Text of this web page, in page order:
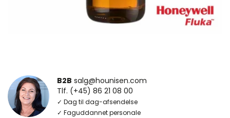
B2B salg@hounisen.com
Tlf. (+45) 86 21 08 00
✓ Dag til dag-afsendelse
✓ Faguddannet personale